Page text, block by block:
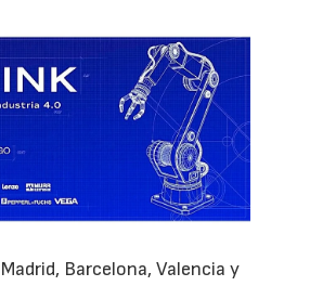
Barcelona, Valencia y